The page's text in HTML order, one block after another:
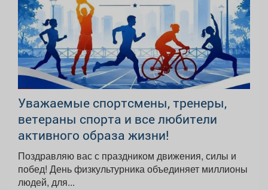
Уважаемые спортсмены, тренеры,
ветераны спорта и все любители
активного образа жизни!
Поздравляю вас с праздником движения, силы и
побед! День физкультурника объединяет миллионы
людей, для...